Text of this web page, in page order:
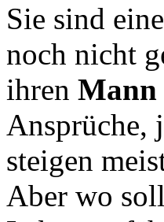
Sie sind
noch nicht
ihren Mann
Ansprüche,
steigen
Aber wo